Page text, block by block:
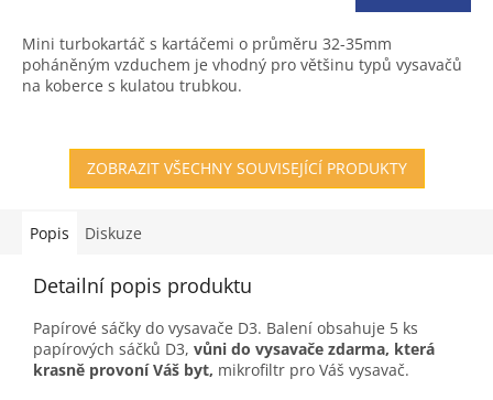
z
5
hvězdiček.
Mini turbokartáč s kartáčemi o průměru 32-35mm
poháněným vzduchem je vhodný pro většinu typů vysavačů
na koberce s kulatou trubkou.
ZOBRAZIT VŠECHNY SOUVISEJÍCÍ PRODUKTY
Popis Diskuze
Detailní popis produktu
Papírové sáčky do vysavače D3. Balení obsahuje 5 ks
papírových sáčků D3, vůni do vysavače zdarma, která
krasně provoní Váš byt, mikrofiltr pro Váš vysavač.